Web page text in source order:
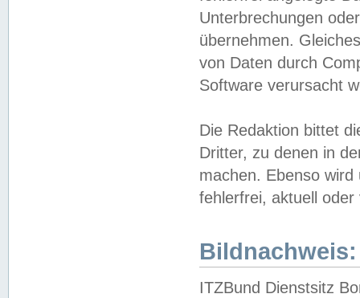
Unterbrechungen
übernehmen.
von Daten durch
Software verursacht
Die Redaktion bittet
Dritter, zu denen in
machen. Ebenso
fehlerfrei, aktuell oder
Bildnachweis:
ITZBund Dienstsitz